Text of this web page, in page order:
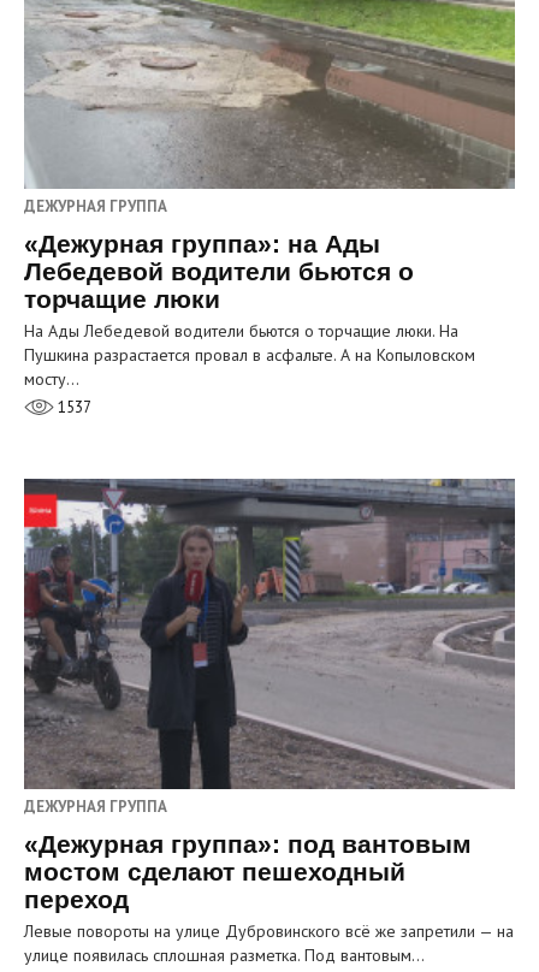
ДЕЖУРНАЯ ГРУППА
«Дежурная группа»: на Ады
Лебедевой водители бьются о
торчащие люки
На Ады Лебедевой водители бьются о торчащие люки. На
Пушкина разрастается провал в асфальте. А на Копыловском
мосту…
1537
ДЕЖУРНАЯ ГРУППА
«Дежурная группа»: под вантовым
мостом сделают пешеходный
переход
Левые повороты на улице Дубровинского всё же запретили — на
улице появилась сплошная разметка. Под вантовым…